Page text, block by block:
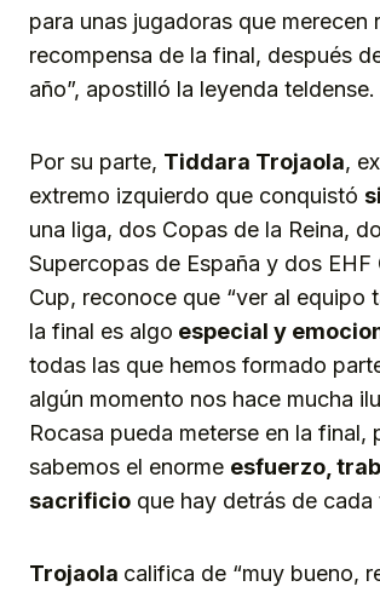
para unas jugadoras que merecen
recompensa de la final, después
año”, apostilló la leyenda teldense.
Por su parte, Tiddara Trojaola,
extremo izquierdo que conquistó
una liga, dos Copas de la Reina,
Supercopas de España y dos EHF
Cup, reconoce que “ver al equipo
la final es algo especial y
todas las que hemos formado
algún momento nos hace mucha
Rocasa pueda meterse en la final,
sabemos el enorme esfuerzo,
sacrificio que hay detrás de cada
Trojaola califica de “muy bueno,